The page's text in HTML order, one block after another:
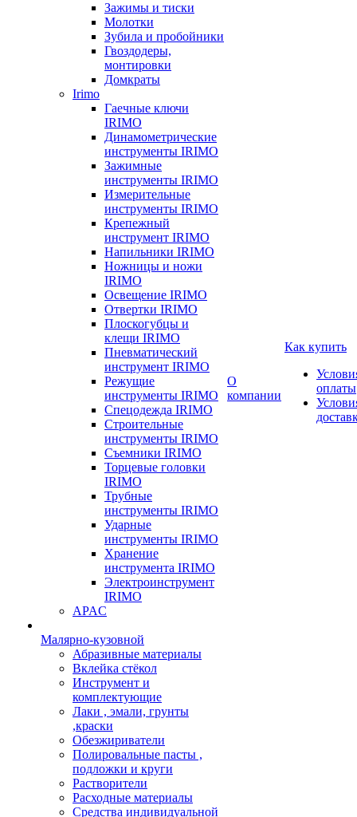
Зажимы и тиски
Молотки
Зубила и пробойники
Гвоздодеры,
монтировки
Домкраты
Irimo
Гаечные ключи
IRIMO
Динамометрические
инструменты IRIMO
Зажимные
инструменты IRIMO
Измерительные
инструменты IRIMO
Крепежный
инструмент IRIMO
Напильники IRIMO
Ножницы и ножи
IRIMO
Освещение IRIMO
Отвертки IRIMO
Плоскогубцы и
клещи IRIMO
Пневматический
инструмент IRIMO
Режущие
инструменты IRIMO
Спецодежда IRIMO
Строительные
инструменты IRIMO
Съемники IRIMO
Торцевые головки
IRIMO
Трубные
инструменты IRIMO
Ударные
инструменты IRIMO
Хранение
инструмента IRIMO
Электроинструмент
IRIMO
APAC
Малярно-кузовной
Абразивные материалы
Вклейка стёкол
Инструмент и
комплектующие
Лаки , эмали, грунты
,краски
Обезжириватели
Полировальные пасты ,
подложки и круги
Растворители
Расходные материалы
Средства индивидуальной
О
компании
Как купить
оплаты